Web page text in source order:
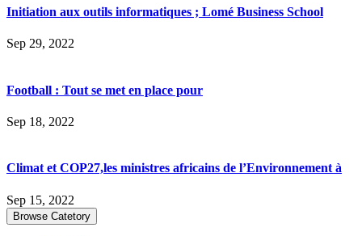
Initiation aux outils informatiques ; Lomé Business School
Sep 29, 2022
Football : Tout se met en place pour
Sep 18, 2022
Climat et COP27,les ministres africains de l’Environnement à
Sep 15, 2022
Browse Catetory